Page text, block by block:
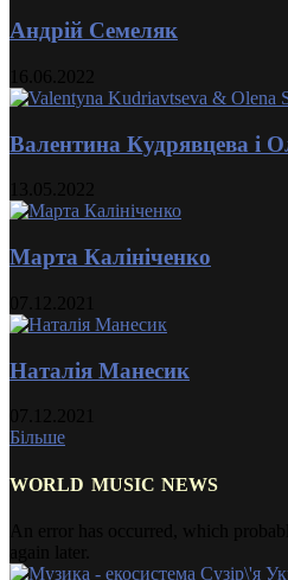
Андрій Семеляк
Валентина Кудрявцева і
Марта Калініченко
Наталія Манесик
Більше
WORLD MUSIC NEWS